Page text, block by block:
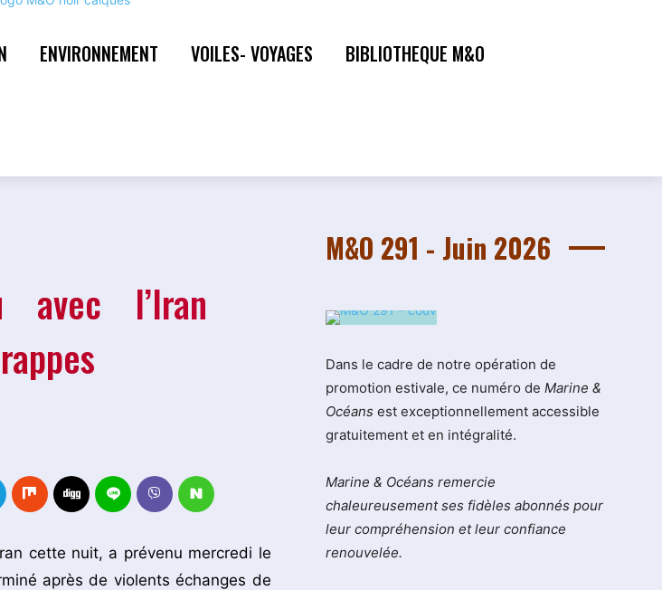
ENVIRONNEMENT VOILES- VOYAGES BIBLIOTHEQUE M&O
avec l’Iran
cette nuit, a prévenu mercredi le
après de violents échanges de
M&O 291 - Juin 2026
Dans le cadre de notre opération de
promotion estivale, ce numéro de Marine &
Océans est exceptionnellement accessible
gratuitement et en intégralité.
Marine & Océans remercie
chaleureusement ses fidèles abonnés pour
leur compréhension et leur confiance
renouvelée.